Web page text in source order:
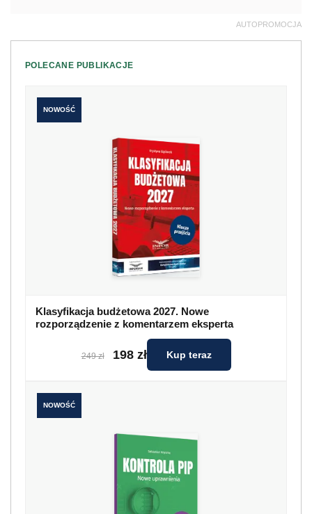
AUTOPROMOCJA
POLECANE PUBLIKACJE
NOWOŚĆ
Klasyfikacja budżetowa 2027. Nowe
rozporządzenie z komentarzem eksperta
249 zł 198 zł Kup teraz
NOWOŚĆ